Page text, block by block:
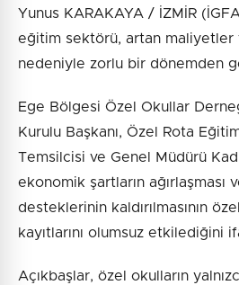
Yunus KARAKAYA / İZMİR
eğitim sektörü, artan maliyetler
nedeniyle zorlu bir dönemden
Ege Bölgesi Özel Okullar
Kurulu Başkanı, Özel Rota
Temsilcisi ve Genel Müdürü
ekonomik şartların ağırlaşması
desteklerinin kaldırılmasının
kayıtlarını olumsuz etkilediğini
Açıkbaşlar, özel okulların